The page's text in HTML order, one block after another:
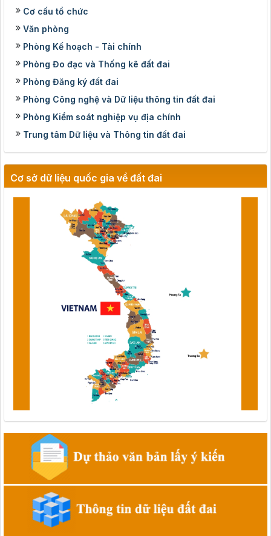
Cơ cấu tổ chức
Văn phòng
Phòng Kế hoạch - Tài chính
Phòng Đo đạc và Thống kê đất đai
Phòng Đăng ký đất đai
Phòng Công nghệ và Dữ liệu thông tin đất đai
Phòng Kiểm soát nghiệp vụ địa chính
Trung tâm Dữ liệu và Thông tin đất đai
Cơ sở dữ liệu quốc gia về đất đai